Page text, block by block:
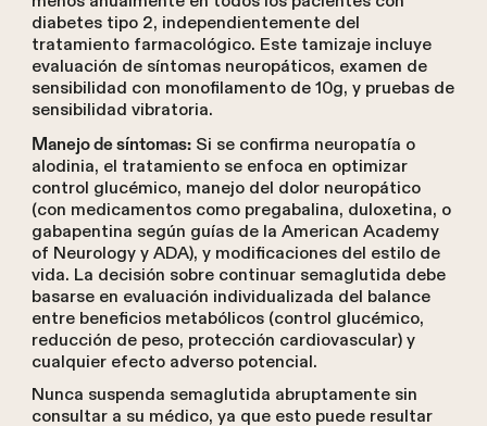
diabetes tipo 2, independientemente del
tratamiento farmacológico. Este tamizaje incluye
evaluación de síntomas neuropáticos, examen de
sensibilidad con monofilamento de 10g, y pruebas de
sensibilidad vibratoria.
Manejo de síntomas:Si se confirma neuropatía o
alodinia, el tratamiento se enfoca en optimizar
control glucémico, manejo del dolor neuropático
(con medicamentos como pregabalina, duloxetina, o
gabapentina según guías de la American Academy
of Neurology y ADA), y modificaciones del estilo de
vida. La decisión sobre continuar semaglutida debe
basarse en evaluación individualizada del balance
entre beneficios metabólicos (control glucémico,
reducción de peso, protección cardiovascular) y
cualquier efecto adverso potencial.
Nunca suspenda semaglutida abruptamente sin
consultar a su médico, ya que esto puede resultar